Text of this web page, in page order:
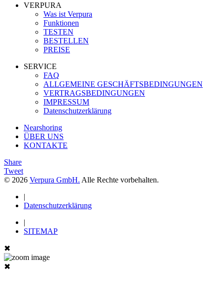
VERPURA
Was ist Verpura
Funktionen
TESTEN
BESTELLEN
PREISE
SERVICE
FAQ
ALLGEMEINE GESCHÄFTSBEDINGUNGEN
VERTRAGSBEDINGUNGEN
IMPRESSUM
Datenschutzerklärung
Nearshoring
ÜBER UNS
KONTAKTE
Share
Tweet
© 2026 Verpura GmbH. Alle Rechte vorbehalten.
|
Datenschutzerklärung
|
SITEMAP
✖
✖